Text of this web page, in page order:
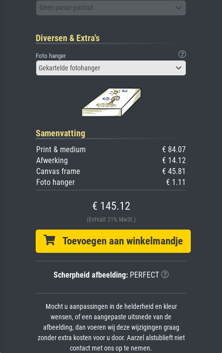
Geen passe-partout
Diversen & Extra's
Foto hanger
Gekartelde fotohanger
Samenvatting
Print & medium
€ 84.07
Afwerking
€ 14.12
Canvas frame
€ 45.81
Foto hanger
€ 1.11
€ 145.12
(Enthält 21% MwSt.)
Toevoegen aan winkelmandje
Scherpheid afbeelding:PERFECT
Mocht u aanpassingen in de helderheid en kleur
wensen, of een aangepaste uitsnede van de
afbeelding, dan voeren wij deze wijzigingen graag
zonder extra kosten voor u door. Aarzel alstublieft niet
contact met ons op te nemen.